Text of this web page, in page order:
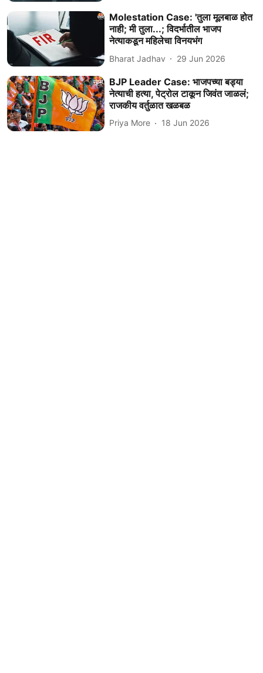
Molestation Case: 'तुला मूलबाळ होत
नाही; मी तुला...; विदर्भातील भाजप
नेत्याकडून महिलेचा विनयभंग
Bharat Jadhav 29 Jun 2026
BJP Leader Case: भाजपच्या बड्या
नेत्याची हत्या, पेट्रोल टाकून जिवंत जाळलं;
राजकीय वर्तुळात खळबळ
Priya More 18 Jun 2026